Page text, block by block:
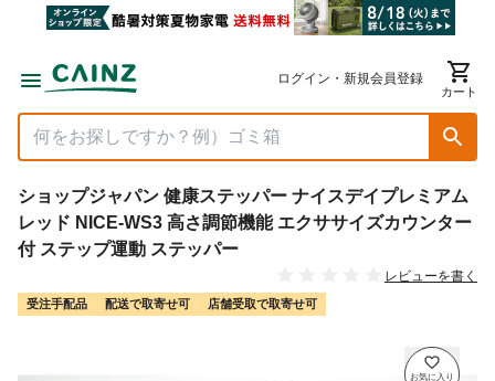
ログイン・新規会員登録
カート
ショップジャパン 健康ステッパー ナイスデイプレミアム
レッド NICE-WS3 高さ調節機能 エクササイズカウンター
付 ステップ運動 ステッパー
レビューを書く
受注手配品 配送で取寄せ可 店舗受取で取寄せ可